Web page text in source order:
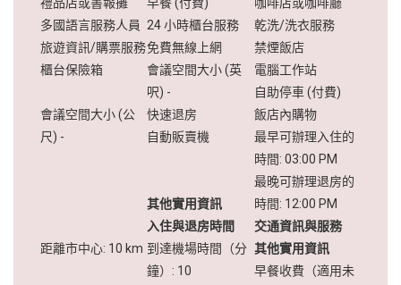
禮品店或書報攤 早餐 (付費)
咖啡店或咖啡廳
多國語言服務人員 24 小時櫃台服務
乾洗/洗衣服務
旅遊資訊/購票服務免費無線上網
禁煙飯店
櫃台保險箱
會議空間大小 (英
呎) -
電腦工作站
自助停車 (付費)
會議空間大小 (公
尺) -
快速退房
飯店內購物
自動販賣機
其他實用資訊
入住與退房時間
最早可辦理入住的
時間: 03:00 PM
最晚可辦理退房的
時間: 12:00 PM
交通資訊與服務
距離市中心: 10 km 到達機場時間（分
鐘）: 10
其他實用資訊
早餐收費（適用未